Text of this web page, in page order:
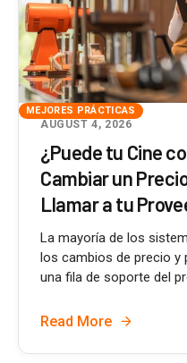
MEJORES PRÁCTICAS
AUGUST 4, 2026
¿Puede tu Cine
Cambiar un
Llamar a tu
La mayoría de los
los cambios de precio
una fila de soporte del
Read More